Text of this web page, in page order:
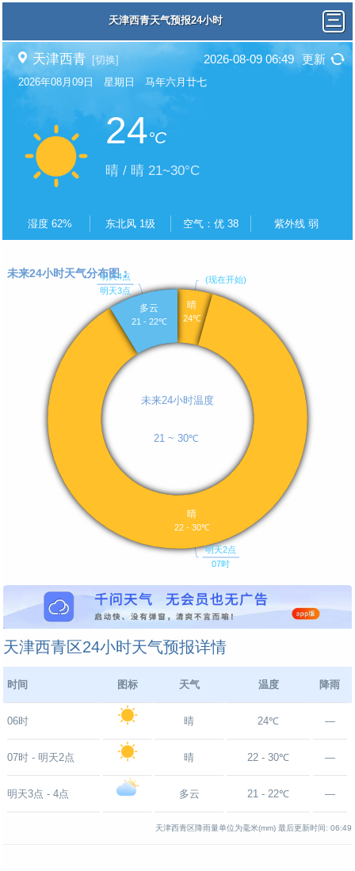
天津西青天气预报24小时
天津西青 [切换] 2026-08-09 06:49 更新
2026年08月09日 星期日 马年六月廿七
24°C
晴 / 晴 21~30°C
湿度 62% 东北风 1级 空气：优 38 紫外线 弱
天津西青区24小时天气预报详情
时间 图标 天气 温度 降雨
06时 晴 24℃ —
07时 - 明天2点 晴 22 - 30℃ —
明天3点 - 4点 多云 21 - 22℃ —
天津西青区降雨量单位为毫米(mm) 最后更新时间: 06:49